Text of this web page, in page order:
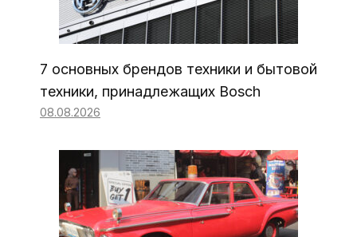
7 основных брендов техники и бытовой
техники, принадлежащих Bosch
08.08.2026